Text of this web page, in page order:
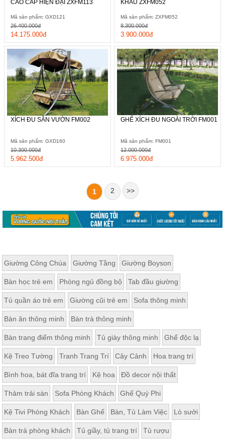
CAO CẤP HIỆN ĐẠI ZXFM113
Mã sản phẩm: GXD121
14.175.000đ
26.400.000đ
KHẨU ZXFM052
Mã sản phẩm: ZXFM052
3.900.000đ
8.300.000đ
XÍCH ĐU SÂN VƯỜN FM002
Mã sản phẩm: GXD160
5.962.500đ
10.300.000đ
GHẾ XÍCH ĐU NGOÀI TRỜI FM001
Mã sản phẩm: FM001
6.975.000đ
12.000.000đ
1 2 >>
Giường Công Chúa Giường Tầng Giường Boyson
Bàn học trẻ em Phòng ngủ đồng bộ Tab đầu giường
Tủ quần áo trẻ em Giường cũi trẻ em Sofa thông minh
Bàn ăn thông minh Bàn trà thông minh
Bàn trang điểm thông minh Tủ giày thông minh Ghế độc lạ
Kệ Treo Tường Tranh Trang Trí Cây Cảnh Hoa trang trí
Bình hoa, bát đĩa trang trí Kệ hoa Đồ decor nội thất
Thảm trải sàn Sofa Phòng Khách Ghế Quý Phi
Kệ Tivi Phòng Khách Bàn Ghế Bàn, Tủ Làm Việc Lò sưởi
Bàn trà phòng khách Tủ giầy, tủ trang trí Tủ rượu